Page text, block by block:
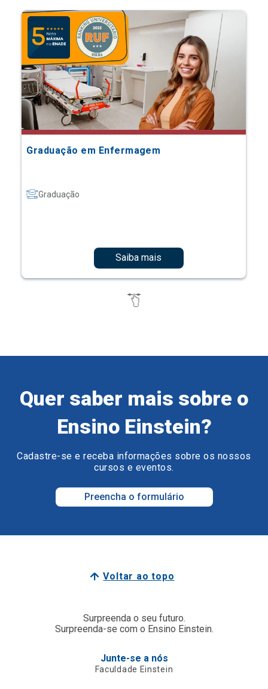
Graduação em Enfermagem
Graduação
Saiba mais
Quer saber mais sobre o
Ensino Einstein?
Cadastre-se e receba informações sobre os nossos
cursos e eventos.
Preencha o formulário
Voltar ao topo
Surpreenda o seu futuro.
Surpreenda-se com o Ensino Einstein.
Junte-se a nós
Faculdade Einstein